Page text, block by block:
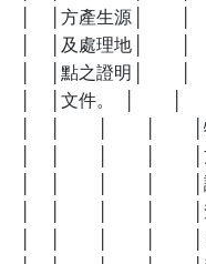
│    │方產生源│        │
│    │及處理地│        │
│    │點之證明│        │
│    │文件。  │        │
│    │        │        │
│    │        │        │
│    │        │        │
│    │        │        │
│    │        │        │